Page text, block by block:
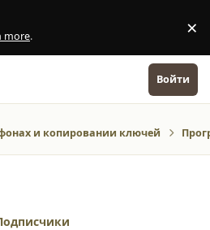
more. ×
Войти
и копировании ключей